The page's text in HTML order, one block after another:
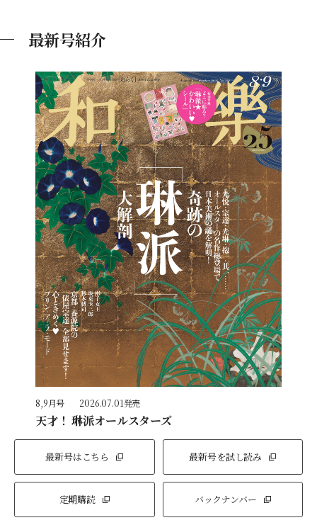
最新号紹介
8,9月号 2026.07.01発売
天才！ 琳派オールスターズ
最新号はこちら 最新号を試し読み
定期購読 バックナンバー